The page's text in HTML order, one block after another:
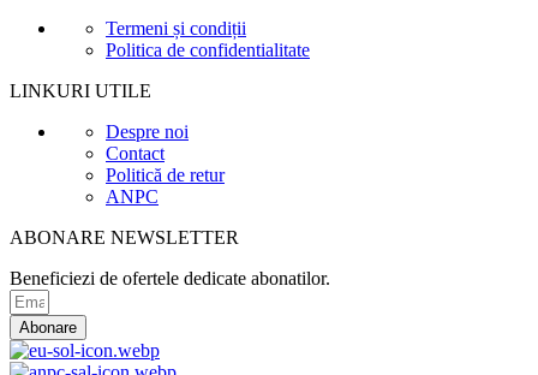
Termeni și condiții
Politica de confidentialitate
LINKURI UTILE
Despre noi
Contact
Politică de retur
ANPC
ABONARE NEWSLETTER
Beneficiezi de ofertele dedicate abonatilor.
Abonare